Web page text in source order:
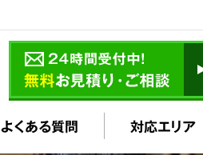
よくある質問 対応エリア